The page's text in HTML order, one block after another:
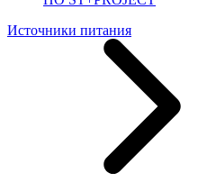
Источники питания